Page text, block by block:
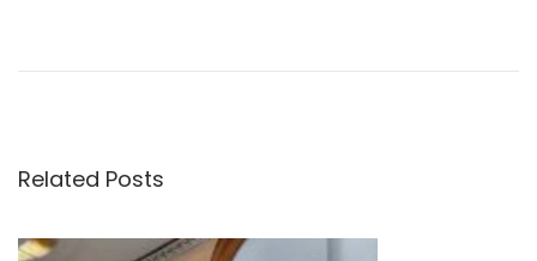
導
覽
o
s
了
年
Related Posts